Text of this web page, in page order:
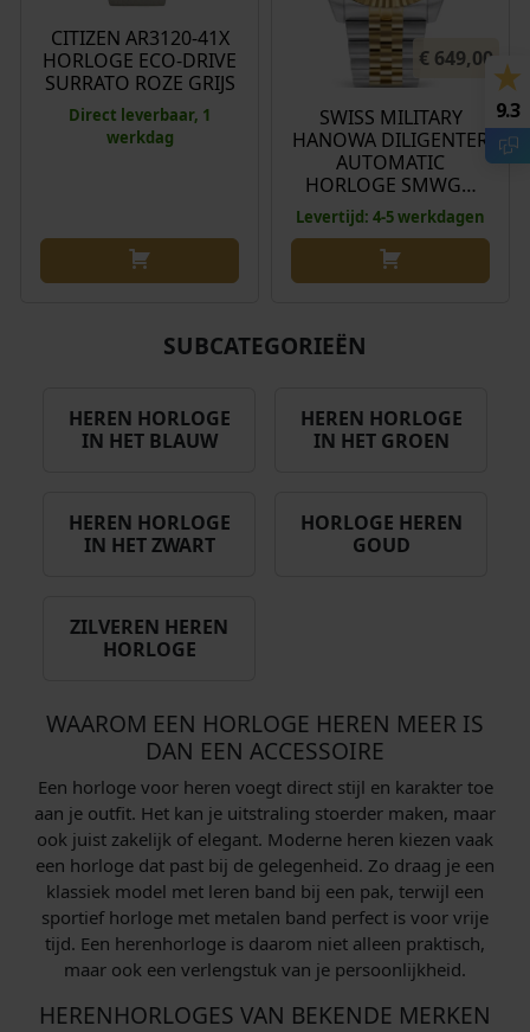
CITIZEN AR3120-41X
HORLOGE ECO-DRIVE
SURRATO ROZE GRIJS
Direct leverbaar, 1
werkdag
€ 649,00
SWISS MILITARY
HANOWA DILIGENTER
AUTOMATIC
HORLOGE SMWG…
Levertijd: 4-5 werkdagen
SUBCATEGORIEËN
HEREN HORLOGE
IN HET BLAUW
HEREN HORLOGE
IN HET GROEN
HEREN HORLOGE
IN HET ZWART
HORLOGE HEREN
GOUD
ZILVEREN HEREN
HORLOGE
WAAROM EEN HORLOGE HEREN MEER IS
DAN EEN ACCESSOIRE
Een horloge voor heren voegt direct stijl en karakter toe
aan je outfit. Het kan je uitstraling stoerder maken, maar
ook juist zakelijk of elegant. Moderne heren kiezen vaak
een horloge dat past bij de gelegenheid. Zo draag je een
klassiek model met leren band bij een pak, terwijl een
sportief horloge met metalen band perfect is voor vrije
tijd. Een herenhorloge is daarom niet alleen praktisch,
maar ook een verlengstuk van je persoonlijkheid.
HERENHORLOGES VAN BEKENDE MERKEN
9.3